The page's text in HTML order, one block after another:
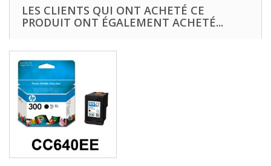
LES CLIENTS QUI ONT ACHETÉ CE
PRODUIT ONT ÉGALEMENT ACHETÉ...